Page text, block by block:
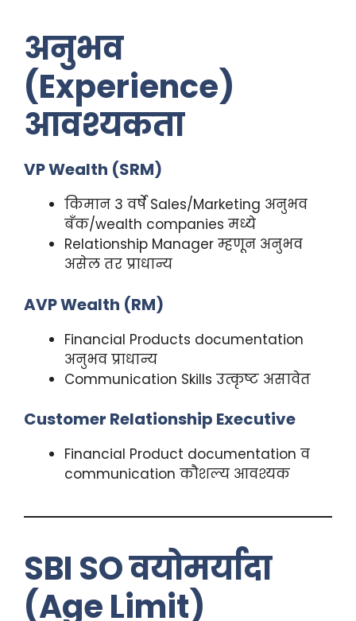
अनुभव
(Experience)
आवश्यकता
VP Wealth (SRM)
किमान 3 वर्षे Sales/Marketing अनुभव
बँक/wealth companies मध्ये
Relationship Manager म्हणून अनुभव
असेल तर प्राधान्य
AVP Wealth (RM)
Financial Products documentation
अनुभव प्राधान्य
Communication Skills उत्कृष्ट असावेत
Customer Relationship Executive
Financial Product documentation व
communication कौशल्य आवश्यक
SBI SO वयोमर्यादा
(Age Limit)